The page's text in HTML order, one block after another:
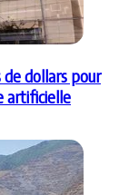
dollars pour
artificielle